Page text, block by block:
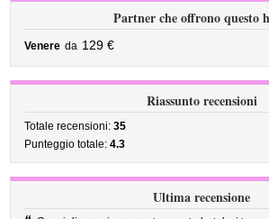
Partner che offrono questo
Venere da 129 €
Riassunto recensioni
Totale recensioni:35
Punteggio totale:4.3
Ultima recensione